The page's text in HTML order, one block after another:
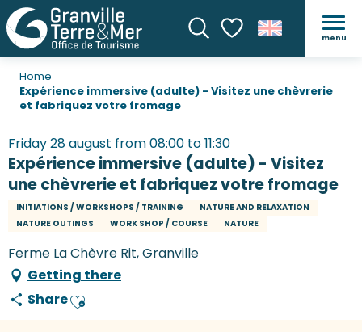
SearchVoir les favoris
menu
Home
Expérience immersive (adulte) - Visitez une chèvrerie
et fabriquez votre fromage
Friday 28 august from 08:00 to 11:30
Expérience immersive (adulte) - Visitez
une chèvrerie et fabriquez votre fromage
INITIATIONS / WORKSHOPS / TRAINING
NATURE AND RELAXATION
NATURE OUTINGS
WORK SHOP / COURSE NATURE
Ferme La Chèvre Rit, Granville
Getting there
ShareAjouter aux favoris